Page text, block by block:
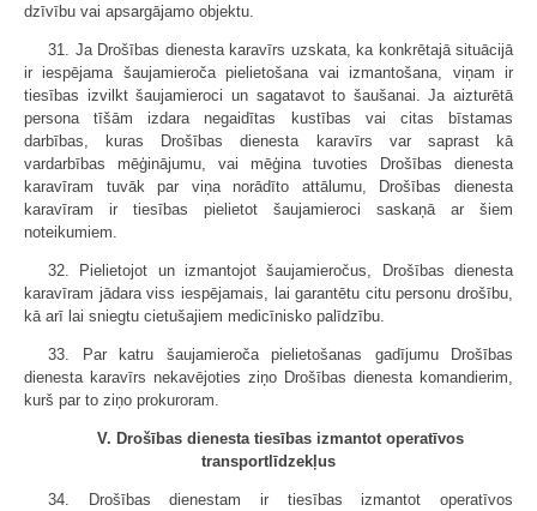
dzīvību vai apsargājamo objektu.
31. Ja Drošības dienesta karavīrs uzskata, ka konkrētajā situācijā
ir iespējama šaujamieroča pielietošana vai izmantošana, viņam ir
tiesības izvilkt šaujamieroci un sagatavot to šaušanai. Ja aizturētā
persona tīšām izdara negaidītas kustības vai citas bīstamas
darbības, kuras Drošības dienesta karavīrs var saprast kā
vardarbības mēģinājumu, vai mēģina tuvoties Drošības dienesta
karavīram tuvāk par viņa norādīto attālumu, Drošības dienesta
karavīram ir tiesības pielietot šaujamieroci saskaņā ar šiem
noteikumiem.
32. Pielietojot un izmantojot šaujamieročus, Drošības dienesta
karavīram jādara viss iespējamais, lai garantētu citu personu drošību,
kā arī lai sniegtu cietušajiem medicīnisko palīdzību.
33. Par katru šaujamieroča pielietošanas gadījumu Drošības
dienesta karavīrs nekavējoties ziņo Drošības dienesta komandierim,
kurš par to ziņo prokuroram.
V. Drošības dienesta tiesības izmantot operatīvos
transportlīdzekļus
34. Drošības dienestam ir tiesības izmantot operatīvos